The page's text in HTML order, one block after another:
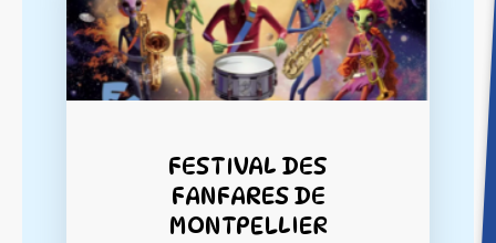
FESTIVAL DES
FANFARES DE
MONTPELLIER